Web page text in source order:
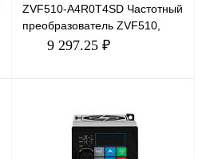
ZVF510-A4R0T4SD Частотный
преобразователь ZVF510,
380В, 4кВт, 9А
9 297.25 ₽
В корзину
Купить в 1 клик Сравнение